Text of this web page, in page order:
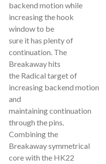
backend motion while
increasing the hook
window to be
sure it has plenty of
continuation. The
Breakaway hits
the Radical target of
increasing backend motion
and
maintaining continuation
through the pins.
Combining the
Breakaway symmetrical
core with the HK22